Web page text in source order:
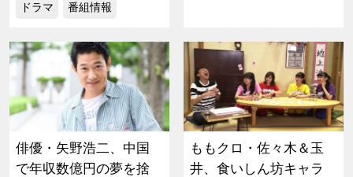
ドラマ 番組情報
俳優・矢野浩二、中国
で年収数億円の夢を捨
ももクロ・佐々木＆玉
井、食いしん坊キャラ